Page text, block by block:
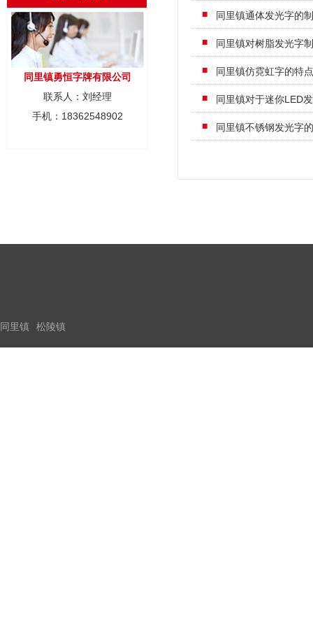
同里镇勇恒字牌有限公司
联系人：刘经理
手机：18362548902
同里镇通体发光字的
同里镇对树脂发光字
同里镇仿霓虹字的特
同里镇对于迷你LED
同里镇不锈钢发光字
同里镇 松陵镇